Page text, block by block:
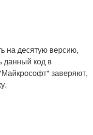
на десятую версию,
данный код в
заверяют,